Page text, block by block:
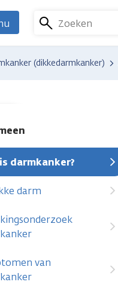
Zoeken
(dikkedarmkanker)
darmkanker?
darm
van